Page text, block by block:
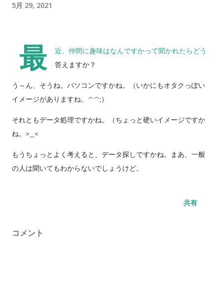
5月 29, 2021
最
近、仲間に趣味はなんですかって聞かれたらどう
答えますか？
う～ん、そうね。パソコンですかね。（いかにもオタクっぽい
イメージがありますね。^^;）
それともデータ処理ですかね。（ちょっと硬いイメージですか
ね。>_<
もうちょっとよく考えると、データ探しですかね。まあ、一般
の人は聞いてもわからないでしょうけど。
共有
コメント